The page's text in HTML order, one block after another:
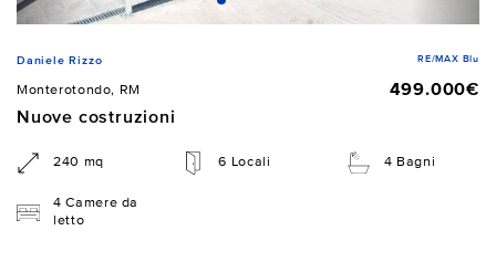
Daniele Rizzo RE/MAX Blu
Monterotondo, RM
499.000€
Nuove costruzioni
240 mq 6 Locali 4 Bagni
4 Camere da
letto